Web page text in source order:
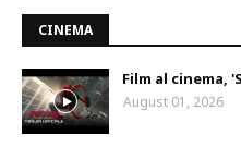
CINEMA
Film al cinema,
August 01, 2026